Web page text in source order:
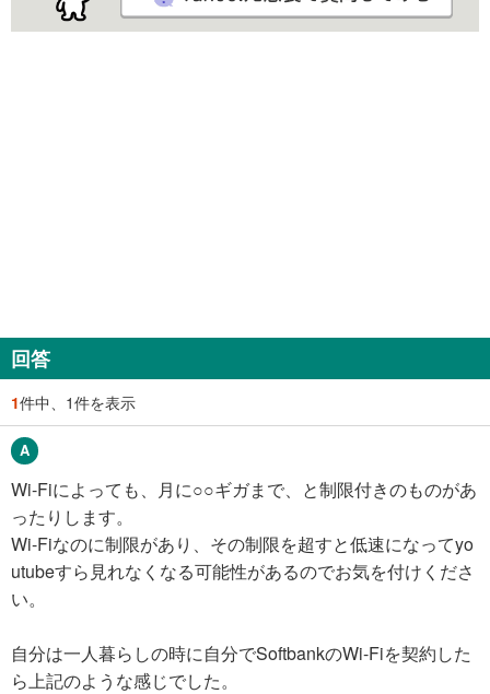
回答
1件中、1件を表示
Wi-Fiによっても、月に○○ギガまで、と制限付きのものがあ
ったりします。
Wi-Fiなのに制限があり、その制限を超すと低速になってyo
utubeすら見れなくなる可能性があるのでお気を付けくださ
い。
自分は一人暮らしの時に自分でSoftbankのWi-Fiを契約した
ら上記のような感じでした。